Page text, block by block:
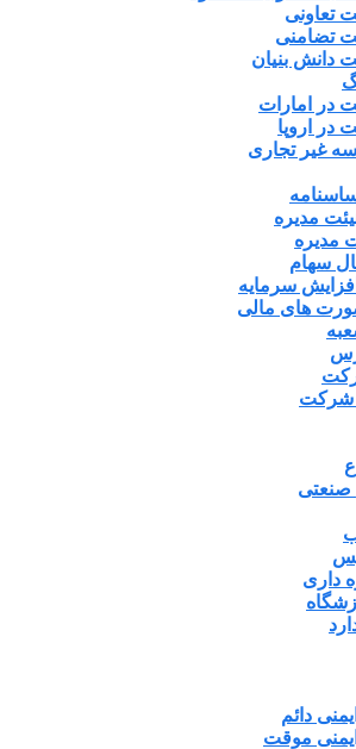
تعاونی
تضامنی
دانش بنیان
در امارات
در اروپا
غیر تجاری
مدیره
مدیره
سهام
سرمایه
های مالی
شرکت
داری
دائم
موقت